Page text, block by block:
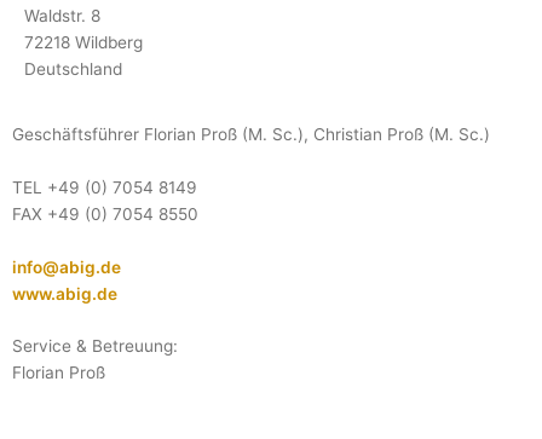
Waldstr. 8
72218 Wildberg
Deutschland
Geschäftsführer Florian Proß (M. Sc.), Christian Proß (M. Sc.)
TEL +49 (0) 7054 8149
FAX +49 (0) 7054 8550
info@abig.de
www.abig.de
Service & Betreuung:
Florian Proß